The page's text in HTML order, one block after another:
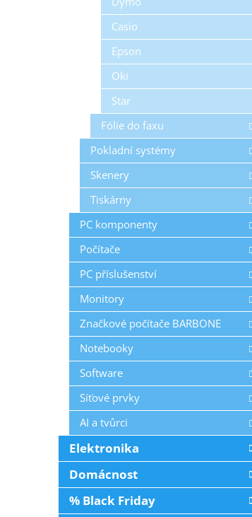
Casio
Epson
Oki
Star
Fólie do faxu
Pokladní systémy
Skenery
Tiskárny
PC komponenty
Počítače
PC příslušenství
Monitory
Značkové počítače BARBONE
Notebooky
Software
Síťové prvky
AI a tvůrci
Elektronika
Domácnost
% Black Friday